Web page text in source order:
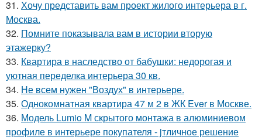
31. Хочу представить вам проект жилого интерьера в г.
Москва.
32. Помните показывала вам в истории вторую
этажерку?
33. Квартира в наследство от бабушки: недорогая и
уютная переделка интерьера 30 кв.
34. Не всем нужен "Воздух" в интерьере.
35. Однокомнатная квартира 47 м 2 в ЖК Ever в Москве.
36. Модель Lumio M скрытого монтажа в алюминиевом
профиле в интерьере покупателя - jтличное решение